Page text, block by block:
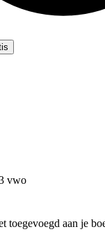
vwo
toegevoegd aan je